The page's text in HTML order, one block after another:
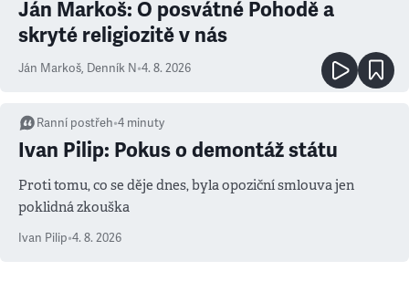
Ján Markoš: O posvátné Pohodě a
skryté religiozitě v nás
Ján Markoš, Denník N•4. 8. 2026
Ranní postřeh•4 minuty
Ivan Pilip: Pokus o demontáž státu
Proti tomu, co se děje dnes, byla opoziční smlouva jen
poklidná zkouška
Ivan Pilip•4. 8. 2026